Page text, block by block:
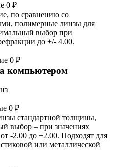
0 ₽
по сравнению со
полимерные линзы для
выбор при
до +/- 4.00.
0 ₽
компьютером
0 ₽
стандартной толщины,
выбор – при значениях
-2.00 до +2.00. Подходят для
или металлической